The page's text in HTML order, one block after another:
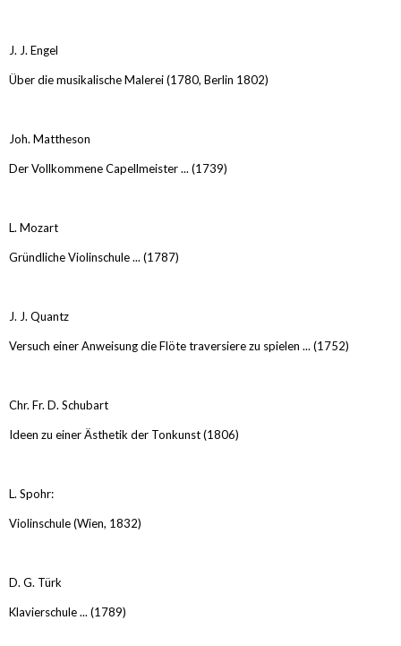
J. J. Engel
Über die musikalische Malerei (1780, Berlin 1802)
Joh. Mattheson
Der Vollkommene Capellmeister ... (1739)
L. Mozart
Gründliche Violinschule ... (1787)
J. J. Quantz
Versuch einer Anweisung die Flöte traversiere zu spielen ... (1752)
Chr. Fr. D. Schubart
Ideen zu einer Ästhetik der Tonkunst (1806)
L. Spohr:
Violinschule (Wien, 1832)
D. G. Türk
Klavierschule ... (1789)